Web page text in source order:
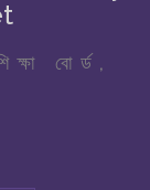
বোর্ড,